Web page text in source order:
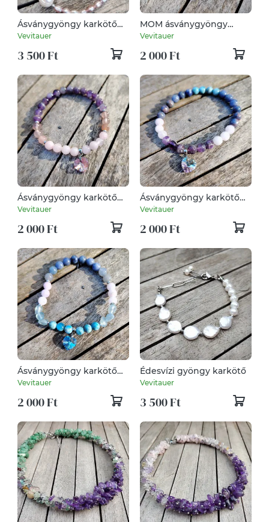
Ásványgyöngy karkötő
tenyésztett gyönggyel
Vevitauer
3 500 Ft
MOM ásványgyöngy
karkötő
Vevitauer
2 000 Ft
Ásványgyöngy karkötő
szív medállal
Vevitauer
2 000 Ft
Ásványgyöngy karkötő
szív medállal
Vevitauer
2 000 Ft
Ásványgyöngy karkötő
szív medállal
Vevitauer
2 000 Ft
Édesvízi gyöngy karkötő
Vevitauer
3 500 Ft